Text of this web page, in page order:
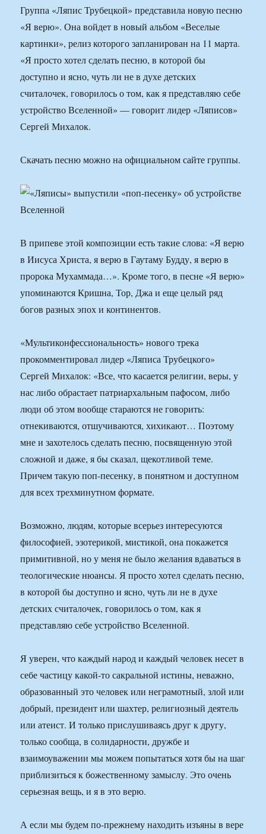
Группа «Ляпис Трубецкой» представила новую песню
«Я верю». Она войдет в новый альбом «Веселые
картинки», релиз которого запланирован на 11 марта.
«Я просто хотел сделать песню, в которой бы
доступно и ясно, чуть ли не в духе детских
считалочек, говорилось о том, как я представляю себе
устройство Вселенной» — говорит лидер «Ляписов»
Сергей Михалок.
Скачать песню можно на официальном сайте группы.
В припеве этой композиции есть такие слова: «Я верю
в Иисуса Христа, я верю в Гаутаму Будду, я верю в
пророка Мухаммада…». Кроме того, в песне «Я верю»
упоминаются Кришна, Тор, Джа и еще целый ряд
богов разных эпох и континентов.
«Мультиконфессиональность» нового трека
прокомментировал лидер «Ляписа Трубецкого»
Сергей Михалок: «Все, что касается религии, веры, у
нас либо обрастает патриархальным пафосом, либо
люди об этом вообще стараются не говорить:
отнекиваются, отшучиваются, хихикают… Поэтому
мне и захотелось сделать песню, посвященную этой
сложной и даже, я бы сказал, щекотливой теме.
Причем такую поп-песенку, в понятном и доступном
для всех трехминутном формате.
Возможно, людям, которые всерьез интересуются
философией, эзотерикой, мистикой, она покажется
примитивной, но у меня не было желания вдаваться в
теологические нюансы. Я просто хотел сделать песню,
в которой бы доступно и ясно, чуть ли не в духе
детских считалочек, говорилось о том, как я
представляю себе устройство Вселенной.
Я уверен, что каждый народ и каждый человек несет в
себе частицу какой-то сакральной истины, неважно,
образованный это человек или неграмотный, злой или
добрый, президент или шахтер, религиозный деятель
или атеист. И только прислушиваясь друг к другу,
только сообща, в солидарности, дружбе и
взаимоуважении мы можем попытаться хотя бы на шаг
приблизиться к божественному замыслу. Это очень
серьезная вещь, и я в это верю.
А если мы будем по-прежнему находить изъяны в вере